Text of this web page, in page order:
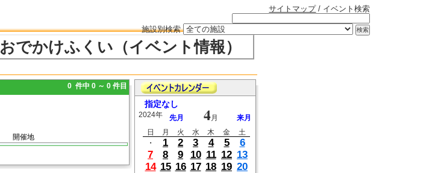
サイトマップ/ イベント検索
施設別検索
おでかけふくい（イベント情報）
0 件中 0 ～ 0 件目
開催地
指定なし
2024年 先月 4月
来月
日
月 火 水 木 金
土
・
1 2 3 4 5
6
7
8 9 10 11 12 13
14 15 16 17 18 19 20